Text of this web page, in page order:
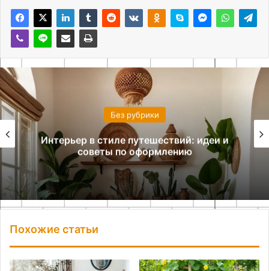
Без рубрики
Интерьер в стиле путешествий: идеи и
советы по оформлению
Похожие статьи